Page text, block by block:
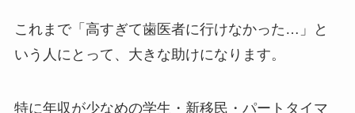
これまで「高すぎて歯医者に行けなかった…」と
いう人にとって、大きな助けになります。
特に年収が少なめの学生・新移民・パートタイマ